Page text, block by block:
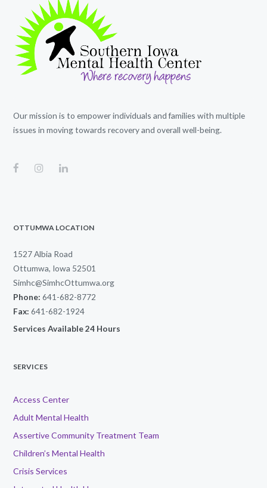
Our mission is to empower individuals and families with multiple
issues in moving towards recovery and overall well-being.
OTTUMWA LOCATION
1527 Albia Road
Ottumwa, Iowa 52501
Simhc@SimhcOttumwa.org
Phone: 641-682-8772
Fax: 641-682-1924
Services Available 24 Hours
SERVICES
Access Center
Adult Mental Health
Assertive Community Treatment Team
Children’s Mental Health
Crisis Services